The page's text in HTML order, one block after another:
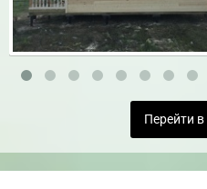
Перейти